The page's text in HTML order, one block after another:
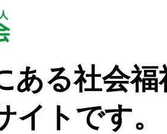
ある社会
イトです。